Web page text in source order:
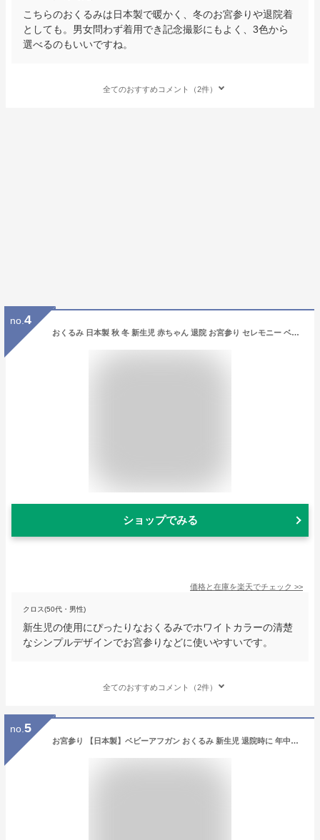
こちらのおくるみは日本製で暖かく、冬のお宮参りや退院着
としても。男女問わず着用でき記念撮影にもよく、3色から
選べるのもいいですね。
全てのおすすめコメント（2件）
no. 4
おくるみ 日本製 秋 冬 新生児 赤ちゃん 退院 お宮参り セレモニー ベビー 男の子 女の子 エレガント スマイルコットン 出産準備 出産祝い 防寒 退院時 おむつ替え アフガン シフォンベビー
ショップでみる
価格と在庫を楽天でチェック >>
クロス(50代・男性)
新生児の使用にぴったりなおくるみでホワイトカラーの清楚
なシンプルデザインでお宮参りなどに使いやすいです。
全てのおすすめコメント（2件）
no. 5
お宮参り 【日本製】ベビーアフガン おくるみ 新生児 退院時に 年中OK素材 シンプル 出産準備品 ギフト 出産祝い 孫 プレゼント 綿100 コットン100 裏地ガーゼ